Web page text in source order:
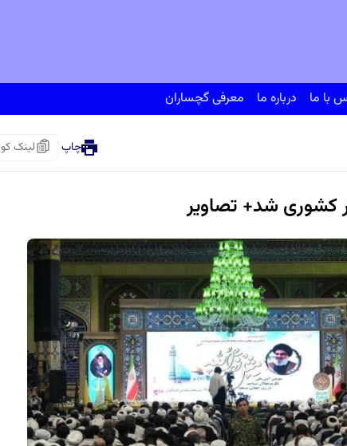
با ما درباره ما معرفی گچساران
چاپ لینک
کشوری شد+ تصاویر